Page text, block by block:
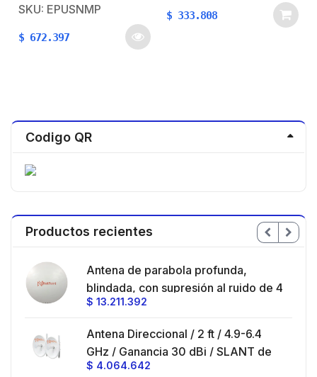
SKU: EPUSNMP
$ 672.397
$ 333.808
Codigo QR
Productos recientes
Antena de parabola profunda,
blindada, con supresión al ruido de 4
ft, 5.9-7.2 GHz, Ganancia 36 dBi con
hasta 80 km, Conectores N-hembra,
montaje con alineación milimétrica.
$ 13.211.392
Antena Direccional / 2 ft / 4.9-6.4
GHz / Ganancia 30 dBi / SLANT de
45 ° y 90 ° / Conector N-Hembra /
$ 4.064.642